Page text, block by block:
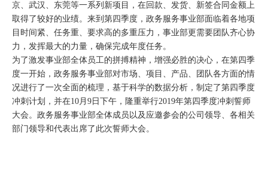
京、武汉、东莞等一系列新项目，在回款、发货、新签合同金额上
取得了较好的业绩。来到第四季度，政务服务事业部面临着各地项
目时间紧、任务重、要求高的多重压力，事业部更需要团队齐心协
力，发挥最大的力量，确保完成年度任务。
为了激发事业部全体员工的拼搏精神，增强必胜的决心，在第四季
度一开始，政务服务事业部对市场、项目、产品、团队各方面的情
况进行了一次全面的梳理，基于科学的数据分析，制定了第四季度
冲刺计划，并在10月9日下午，隆重举行2019年第四季度冲刺誓师
大会。政务服务事业部全体成员以及应邀参会的公司领导、各相关
部门领导和代表出席了此次誓师大会。